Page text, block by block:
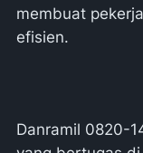
membuat
efisien.
Danramil 0820-